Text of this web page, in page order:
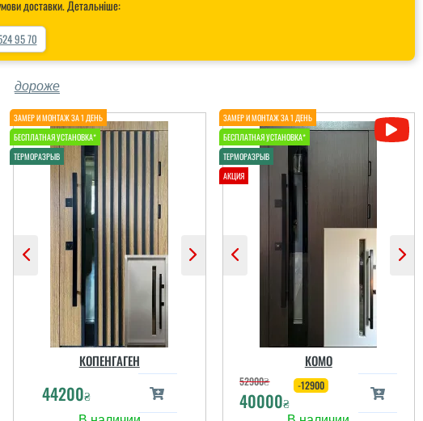
доставки. Детальніше:
95 70
дороже
КОПЕНГАГЕН
44200₴
КОМО
52900₴
40000₴
-12900